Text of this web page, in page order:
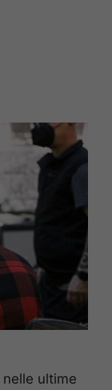
nelle ultime